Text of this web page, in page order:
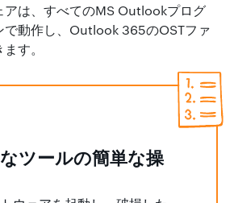
アは、すべてのMS Outlookプログ
で動作し、Outlook 365のOSTファ
す。
ツールの簡単な操